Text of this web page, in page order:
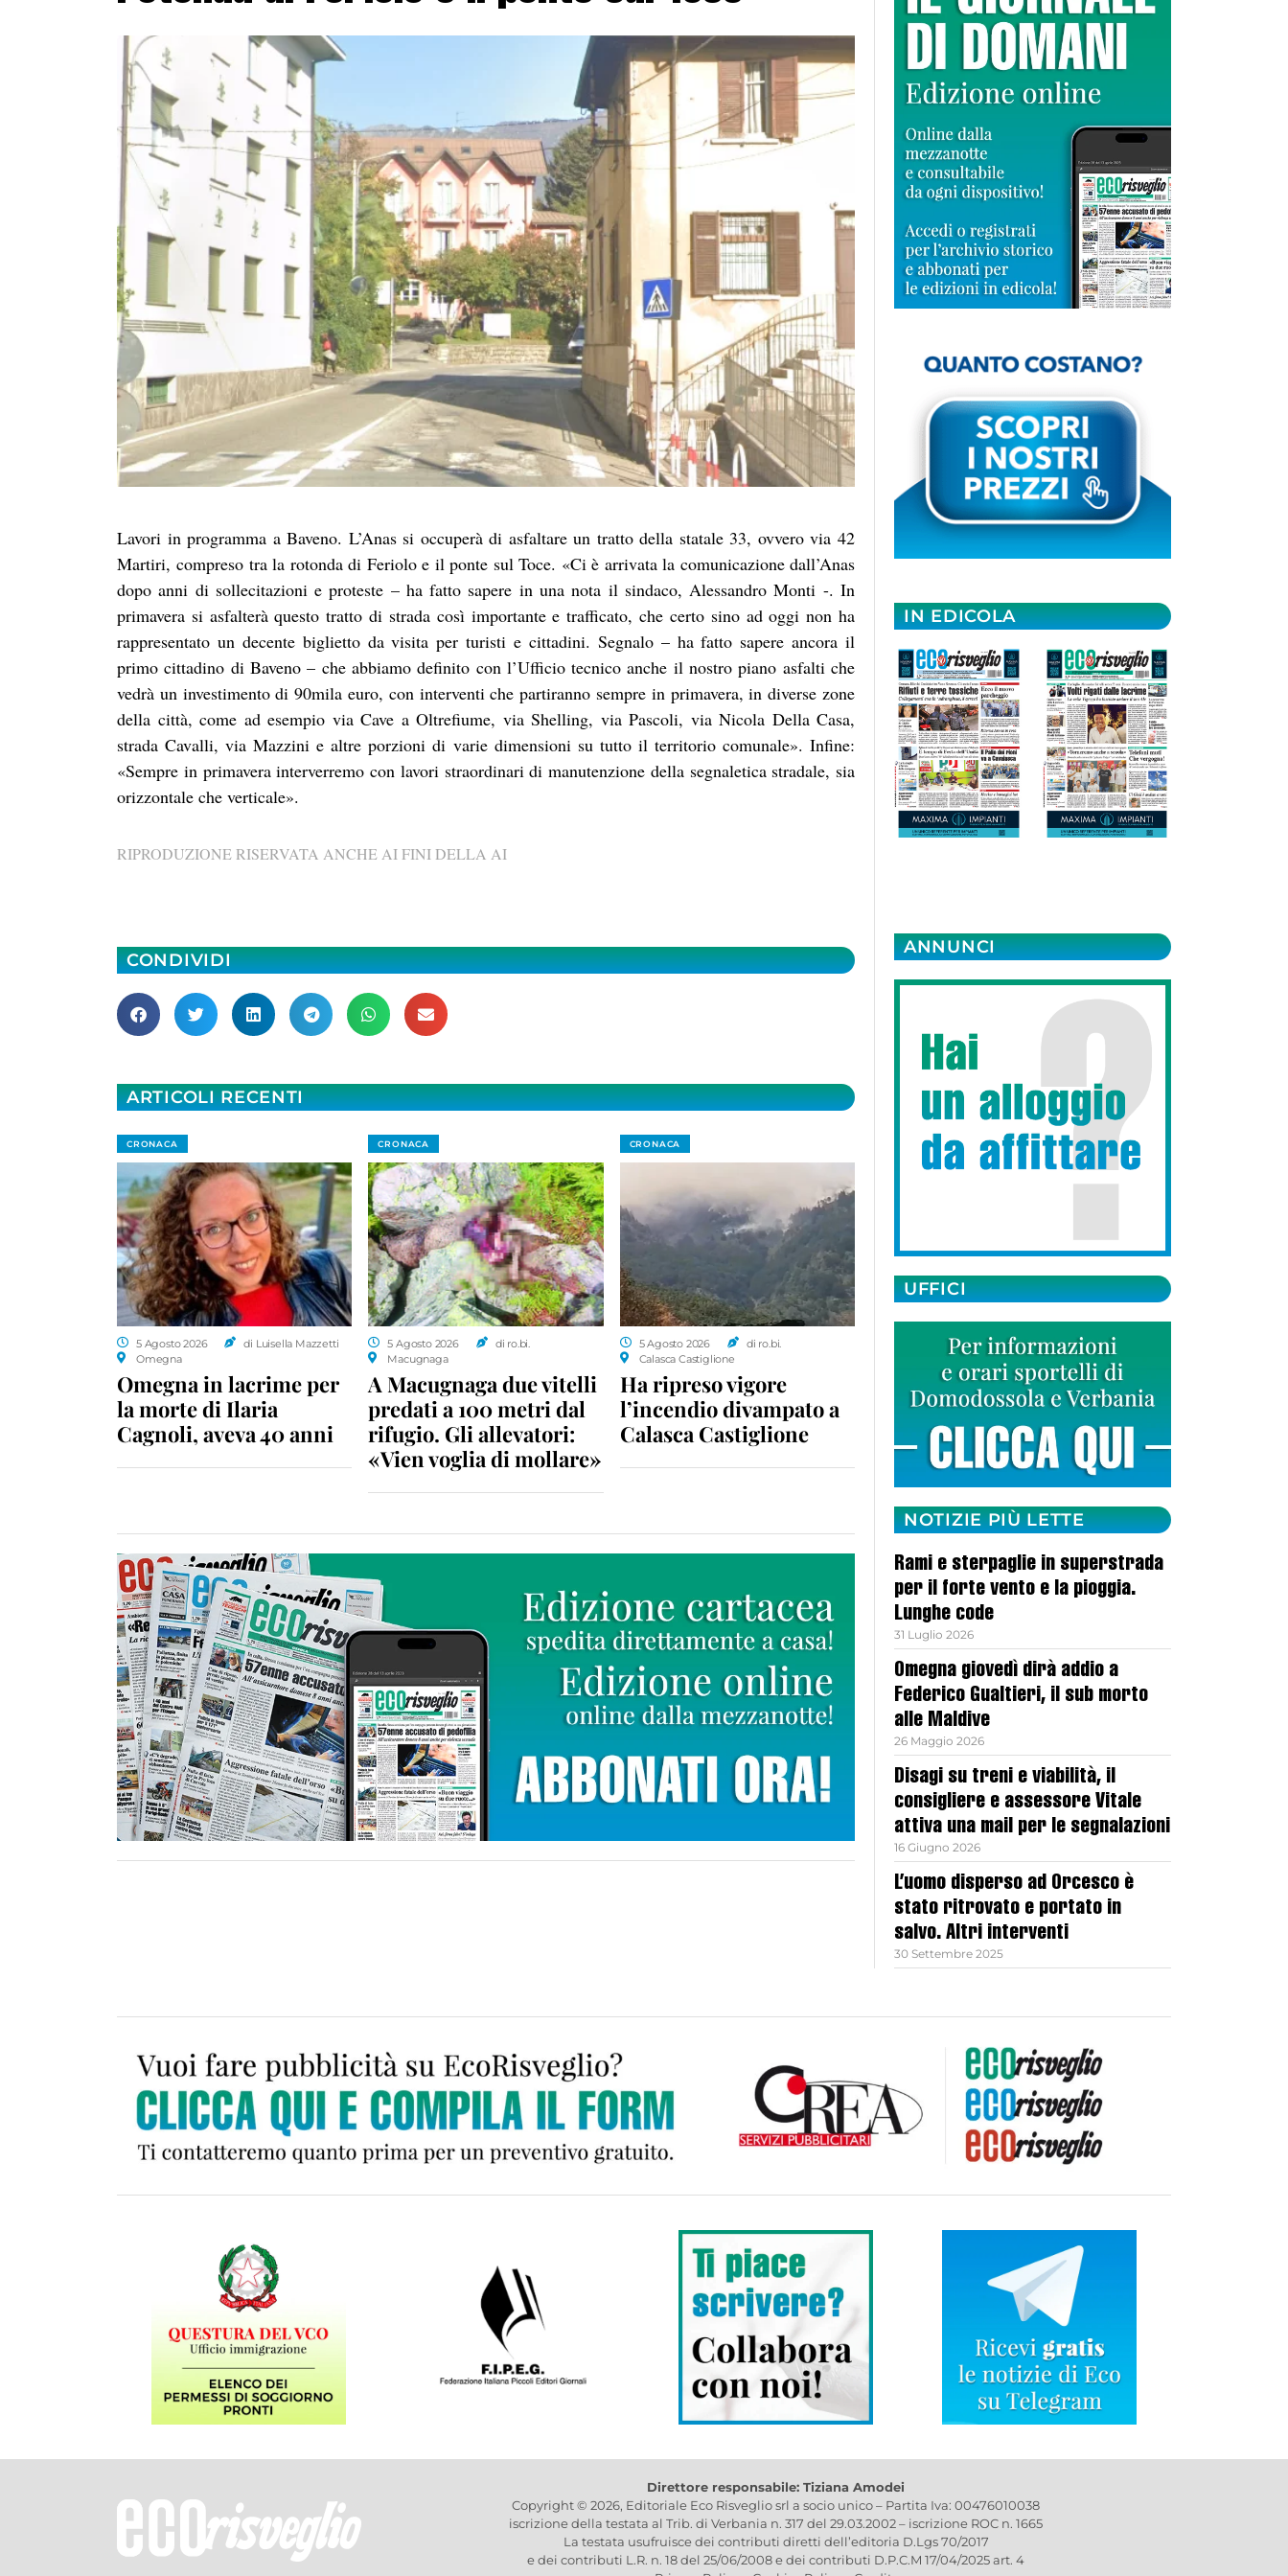
Lavori in programma a Baveno. L’Anas si occuperà di asfaltare un tratto della statale 33, ovvero via 42
Martiri, compreso tra la rotonda di Feriolo e il ponte sul Toce. «Ci è arrivata la comunicazione dall’Anas
dopo anni di sollecitazioni e proteste – ha fatto sapere in una nota il sindaco, Alessandro Monti -. In
primavera si asfalterà questo tratto di strada così importante e trafficato, che certo sino ad oggi non ha
rappresentato un decente biglietto da visita per turisti e cittadini. Segnalo – ha fatto sapere ancora il
primo cittadino di Baveno – che abbiamo definito con l’Ufficio tecnico anche il nostro piano asfalti che
vedrà un investimento di 90mila euro, con interventi che partiranno sempre in primavera, in diverse zone
della città, come ad esempio via Cave a Oltrefiume, via Shelling, via Pascoli, via Nicola Della Casa,
strada Cavalli, via Mazzini e altre porzioni di varie dimensioni su tutto il territorio comunale». Infine:
«Sempre in primavera interverremo con lavori straordinari di manutenzione della segnaletica stradale, sia
orizzontale che verticale».
RIPRODUZIONE RISERVATA ANCHE AI FINI DELLA AI
CONDIVIDI
ARTICOLI RECENTI
CRONACA
5 Agosto 2026
di Luisella Mazzetti
Omegna
Omegna in lacrime per
la morte di Ilaria
Cagnoli, aveva 40 anni
CRONACA
5 Agosto 2026
di ro.bi.
Macugnaga
A Macugnaga due vitelli
predati a 100 metri dal
rifugio. Gli allevatori:
«Vien voglia di mollare»
CRONACA
5 Agosto 2026
di ro.bi.
Calasca Castiglione
Ha ripreso vigore
l’incendio divampato a
Calasca Castiglione
IN EDICOLA
ANNUNCI
UFFICI
NOTIZIE PIÙ LETTE
Rami e sterpaglie in superstrada
per il forte vento e la pioggia.
Lunghe code
31 Luglio 2026
Omegna giovedì dirà addio a
Federico Gualtieri, il sub morto
alle Maldive
26 Maggio 2026
Disagi su treni e viabilità, il
consigliere e assessore Vitale
attiva una mail per le segnalazioni
16 Giugno 2026
L’uomo disperso ad Orcesco è
stato ritrovato e portato in
salvo. Altri interventi
30 Settembre 2025
Direttore responsabile: Tiziana Amodei
Copyright © 2026, Editoriale Eco Risveglio srl a socio unico – Partita Iva: 00476010038
iscrizione della testata al Trib. di Verbania n. 317 del 29.03.2002 – iscrizione ROC n. 1665
La testata usufruisce dei contributi diretti dell’editoria D.Lgs 70/2017
e dei contributi L.R. n. 18 del 25/06/2008 e dei contributi D.P.C.M 17/04/2025 art. 4